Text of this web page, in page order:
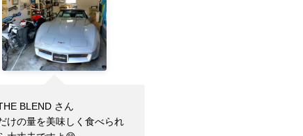
BLEND さん
けの量を美味しく食べられ